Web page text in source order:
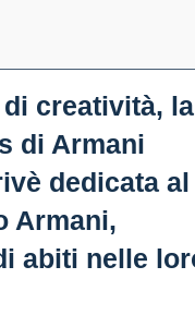
creatività, la
di Armani
dedicata al
Armani,
abiti nelle